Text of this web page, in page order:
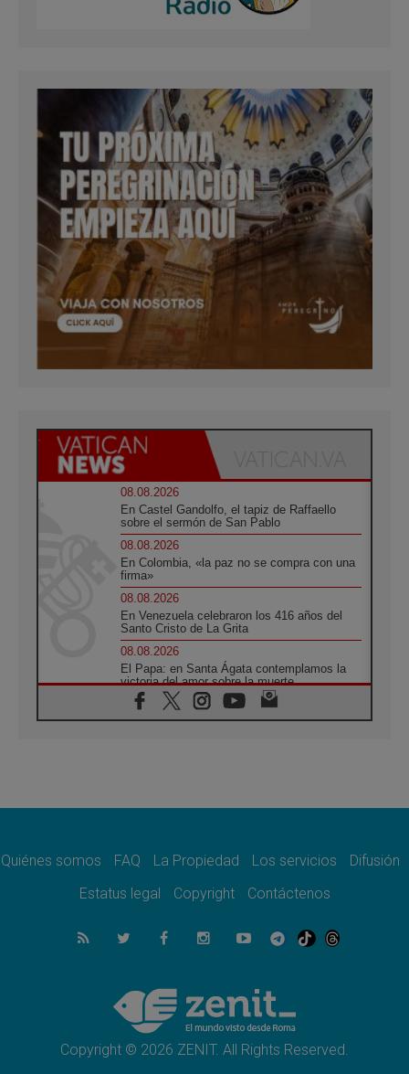
08.08.2026
En Castel Gandolfo, el tapiz de Raffaello
sobre el sermón de San Pablo
08.08.2026
En Colombia, «la paz no se compra con una
firma»
08.08.2026
En Venezuela celebraron los 416 años del
Santo Cristo de La Grita
08.08.2026
El Papa: en Santa Ágata contemplamos la
victoria del amor sobre la muerte
08.08.2026
León XIV visitará el Santuario de la Madre
07.08.2026
07.08.2026
el compromiso del cristiano"
La matanza de niños en Gaza no cesa: 300
muertos en 300 días
Tagle: La guerra desfigura el mundo, solo la
revelación de Dios lo transfigura
Quiénes somos FAQ La Propiedad Los servicios
Difusión
Estatus legal
Copyright Contáctenos
Copyright © 2026 ZENIT. All Rights Reserved.